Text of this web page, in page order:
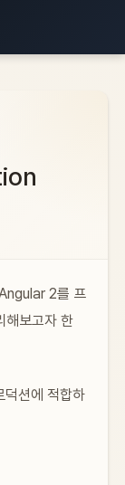
2를 프
해보고자 한
션에 적합하